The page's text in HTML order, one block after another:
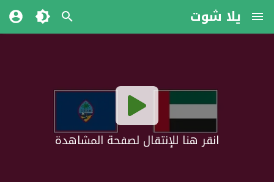
يلا شوت
انقر هنا للإنتقال لصفحة المشاهدة